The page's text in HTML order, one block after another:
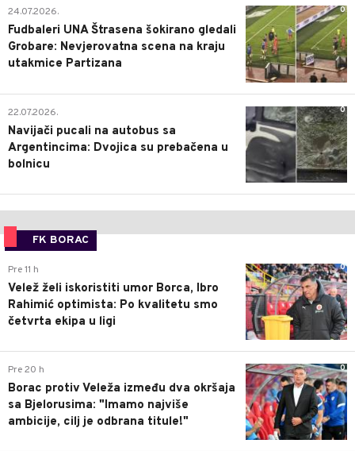
0
24.07.2026.
Fudbaleri UNA Štrasena šokirano gledali
Grobare: Nevjerovatna scena na kraju
utakmice Partizana
0
22.07.2026.
Navijači pucali na autobus sa
Argentincima: Dvojica su prebačena u
bolnicu
FK BORAC
0
Pre 11 h
Velež želi iskoristiti umor Borca, Ibro
Rahimić optimista: Po kvalitetu smo
četvrta ekipa u ligi
0
Pre 20 h
Borac protiv Veleža između dva okršaja
sa Bjelorusima: "Imamo najviše
ambicije, cilj je odbrana titule!"